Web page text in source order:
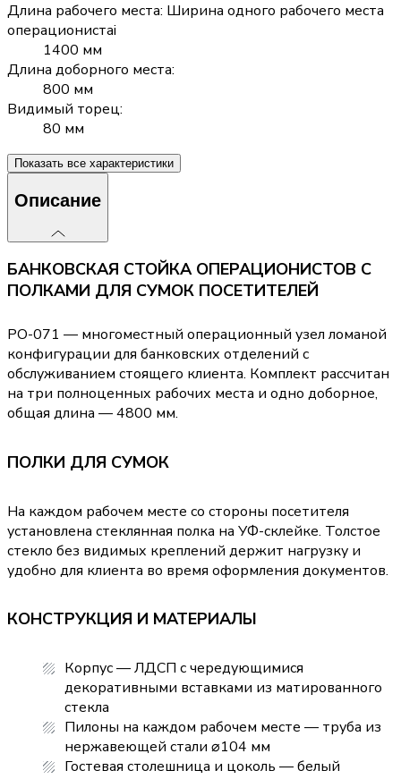
Длина рабочего места: Ширина одного рабочего места
операционистаi
1400 мм
Длина доборного места:
800 мм
Видимый торец:
80 мм
Показать все характеристики
Описание
БАНКОВСКАЯ СТОЙКА ОПЕРАЦИОНИСТОВ С
ПОЛКАМИ ДЛЯ СУМОК ПОСЕТИТЕЛЕЙ
РО-071 — многоместный операционный узел ломаной
конфигурации для банковских отделений с
обслуживанием стоящего клиента. Комплект рассчитан
на три полноценных рабочих места и одно доборное,
общая длина — 4800 мм.
ПОЛКИ ДЛЯ СУМОК
На каждом рабочем месте со стороны посетителя
установлена стеклянная полка на УФ-склейке. Толстое
стекло без видимых креплений держит нагрузку и
удобно для клиента во время оформления документов.
КОНСТРУКЦИЯ И МАТЕРИАЛЫ
Корпус — ЛДСП с чередующимися
декоративными вставками из матированного
стекла
Пилоны на каждом рабочем месте — труба из
нержавеющей стали ⌀104 мм
Гостевая столешница и цоколь — белый